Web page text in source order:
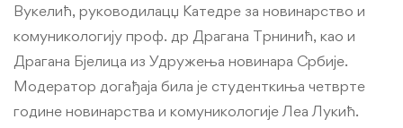
Вукелић, руководилацџ Катедре за новинарство и
комуникологију проф. др Драгана Трнинић, као и
Драгана Бјелица из Удружења новинара Србије.
Модератор догађаја била је студенткиња четврте
године новинарства и комуникологије Леа Лукић.